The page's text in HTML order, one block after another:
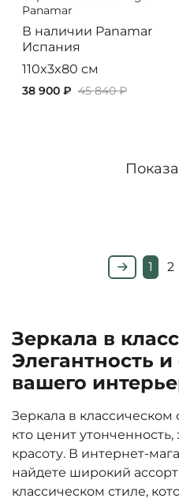
Panamar
В наличии Panamar
Испания
110x3x80 см
38 900 ₽ 45 840 ₽
1 2
Зеркала в
Элегантность
вашего
Зеркала в
кто ценит
красоту. В интернет-
найдете широкий
классическом стиле,